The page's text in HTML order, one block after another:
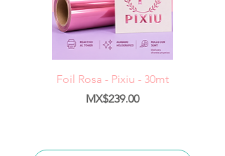
Foil Rosa - Pixiu - 30mt
Price
MX$239.00